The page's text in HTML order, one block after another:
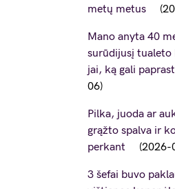
metų metus
Mano anyta 40
surūdijusį
jai, ką gali
06
Pilka, juoda ar
grąžto spalva ir
perkant
2026-
3 šefai buvo